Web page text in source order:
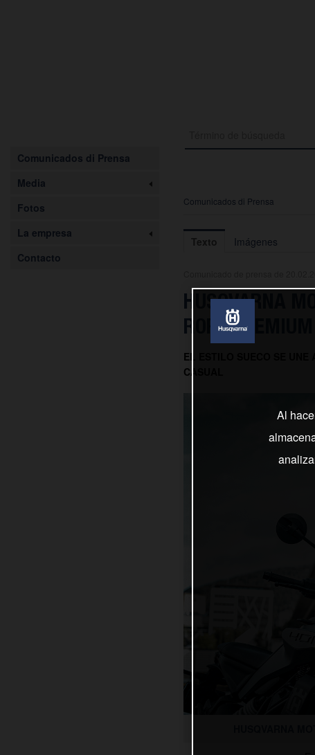
Comunicados di Prensa
Media
Fotos
La empresa
Contacto
Comunicados di Prensa
Texto Imágenes
HUSQVARNA
ROPA PREMIUM
EL ESTILO SUECO SE UNE
CASUAL
HUSQVARNA
Al